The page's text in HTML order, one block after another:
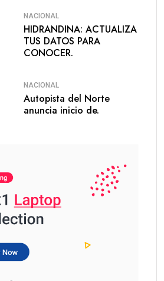
NACIONAL
HIDRANDINA: ACTUALIZA
TUS DATOS PARA
CONOCER.
NACIONAL
Autopista del Norte
anuncia inicio de.